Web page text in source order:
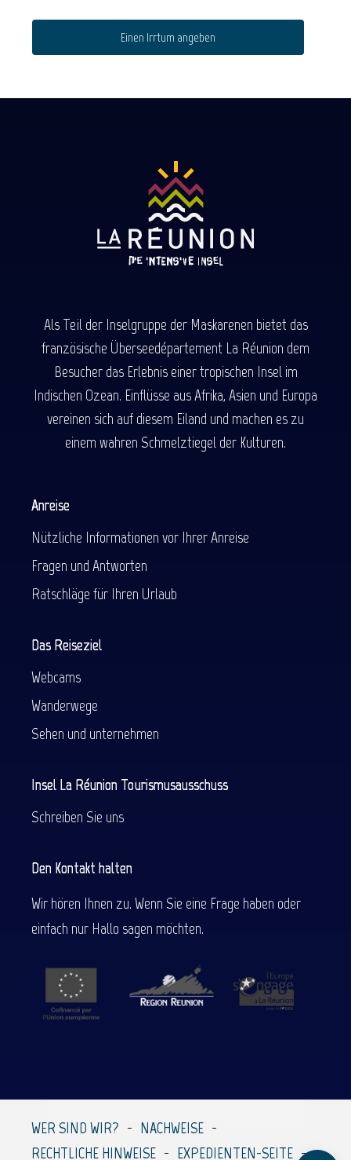
Kommentare
Einen Irrtum angeben
Als Teil der Inselgruppe der Maskarenen bietet das
französische Überseedépartement La Réunion dem
Besucher das Erlebnis einer tropischen Insel im
Indischen Ozean. Einflüsse aus Afrika, Asien und Europa
vereinen sich auf diesem Eiland und machen es zu
einem wahren Schmelztiegel der Kulturen.
Anreise
Nützliche Informationen vor Ihrer Anreise
Fragen und Antworten
Ratschläge für Ihren Urlaub
Das Reiseziel
Webcams
Wanderwege
Sehen und unternehmen
Insel La Réunion Tourismusausschuss
Schreiben Sie uns
Den Kontakt halten
Wir hören Ihnen zu. Wenn Sie eine Frage haben oder
einfach nur Hallo sagen möchten.
WER SIND WIR?
NACHWEISE
RECHTLICHE HINWEISE
EXPEDIENTEN-SEITE